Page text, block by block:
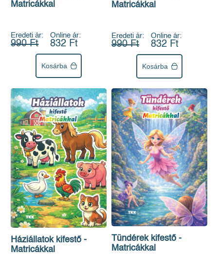
Matricákkal
Eredeti ár:
990 Ft
Online ár:
832 Ft
Kosárba
Matricákkal
Eredeti ár:
990 Ft
Online ár:
832 Ft
Kosárba
Háziállatok kifestő -
Matricákkal
Tündérek kifestő -
Matricákkal